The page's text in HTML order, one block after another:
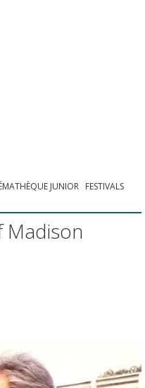
JUNIOR FESTIVALS
Madison